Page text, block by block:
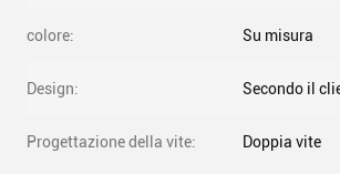
colore: Su misura
Design: Secondo il
Progettazione della vite: Doppia vite